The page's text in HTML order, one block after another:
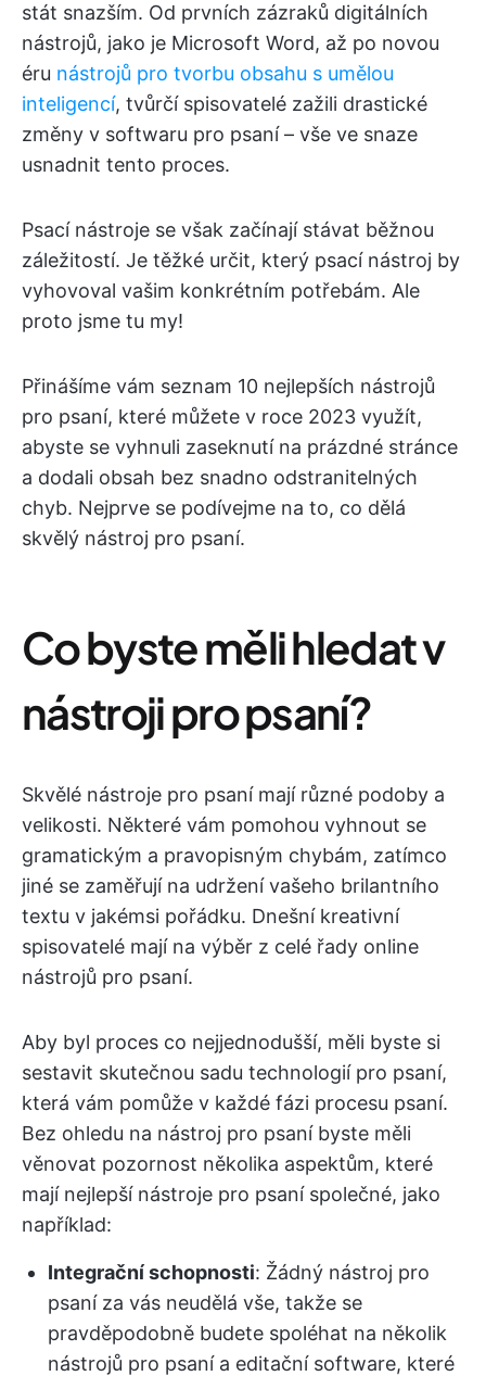
stát snazším. Od prvních zázraků digitálních
nástrojů, jako je Microsoft Word, až po novou
éru nástrojů pro tvorbu obsahu s umělou
inteligencí, tvůrčí spisovatelé zažili drastické
změny v softwaru pro psaní – vše ve snaze
usnadnit tento proces.
Psací nástroje se však začínají stávat běžnou
záležitostí. Je těžké určit, který psací nástroj by
vyhovoval vašim konkrétním potřebám. Ale
proto jsme tu my!
Přinášíme vám seznam 10 nejlepších nástrojů
pro psaní, které můžete v roce 2023 využít,
abyste se vyhnuli zaseknutí na prázdné stránce
a dodali obsah bez snadno odstranitelných
chyb. Nejprve se podívejme na to, co dělá
skvělý nástroj pro psaní.
Co byste měli hledat v
nástroji pro psaní?
Skvělé nástroje pro psaní mají různé podoby a
velikosti. Některé vám pomohou vyhnout se
gramatickým a pravopisným chybám, zatímco
jiné se zaměřují na udržení vašeho brilantního
textu v jakémsi pořádku. Dnešní kreativní
spisovatelé mají na výběr z celé řady online
nástrojů pro psaní.
Aby byl proces co nejjednodušší, měli byste si
sestavit skutečnou sadu technologií pro psaní,
která vám pomůže v každé fázi procesu psaní.
Bez ohledu na nástroj pro psaní byste měli
věnovat pozornost několika aspektům, které
mají nejlepší nástroje pro psaní společné, jako
například:
Integrační schopnosti: Žádný nástroj pro
psaní za vás neudělá vše, takže se
pravděpodobně budete spoléhat na několik
nástrojů pro psaní a editační software, které